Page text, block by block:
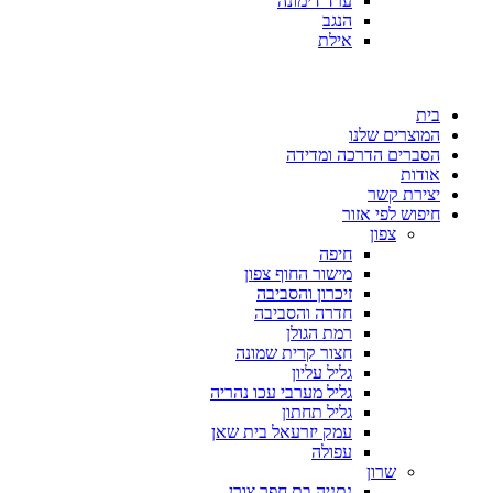
הנגב
אילת
בית
המוצרים שלנו
הסברים הדרכה ומדידה
אודות
יצירת קשר
חיפוש לפי אזור
צפון
חיפה
מישור החוף צפון
זיכרון והסביבה
חדרה והסביבה
רמת הגולן
חצור קרית שמונה
גליל עליון
גליל מערבי עכו נהריה
גליל תחתון
עמק יזרעאל בית שאן
עפולה
שרון